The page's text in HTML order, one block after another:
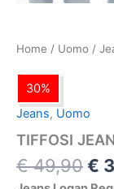
Home / Uomo /
30%
Jeans, Uomo
TIFFOSI
€49,90€